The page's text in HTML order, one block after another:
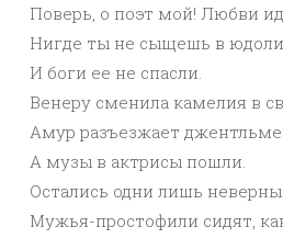
Поверь, о поэт мой! Любви
Нигде ты не сыщешь в
И боги ее не спасли.
Венеру сменила камелия в
Амур разъезжает
А музы в актрисы пошли.
Остались одни лишь
Мужья-простофили сидят,